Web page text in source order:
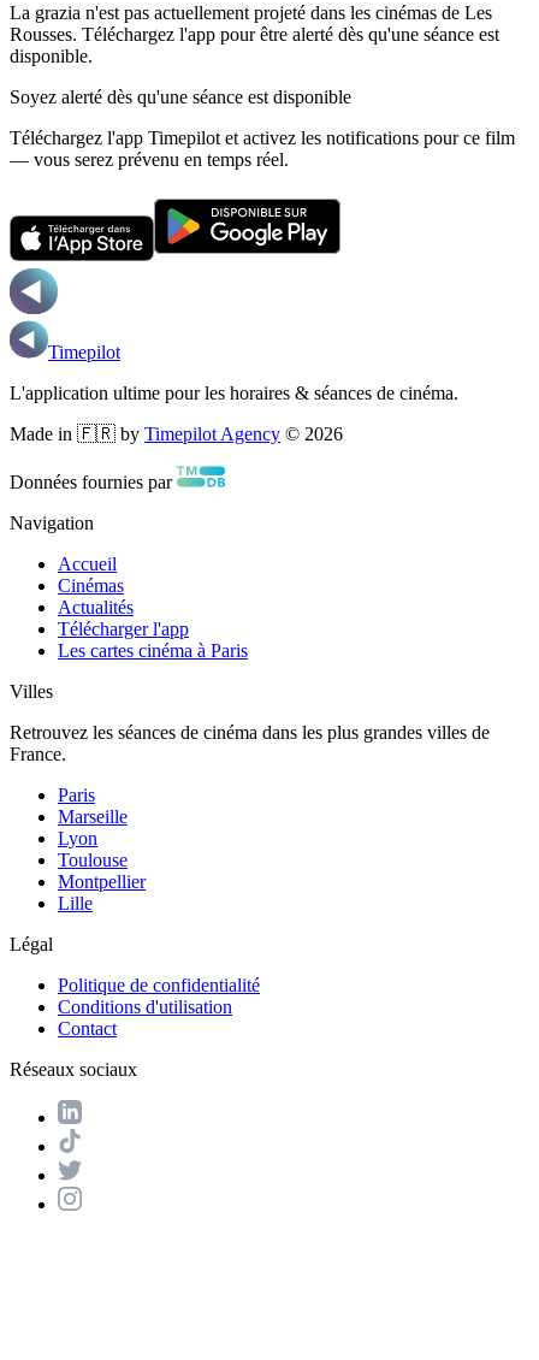
La grazia n'est pas actuellement projeté dans les cinémas de Les
Rousses. Téléchargez l'app pour être alerté dès qu'une séance est
disponible.
Soyez alerté dès qu'une séance est disponible
Téléchargez l'app Timepilot et activez les notifications pour ce film
— vous serez prévenu en temps réel.
Timepilot
L'application ultime pour les horaires & séances de cinéma.
Made in 🇫🇷 by Timepilot Agency © 2026
Données fournies par
Navigation
Accueil
Cinémas
Actualités
Télécharger l'app
Les cartes cinéma à Paris
Villes
Retrouvez les séances de cinéma dans les plus grandes villes de
France.
Paris
Marseille
Lyon
Toulouse
Montpellier
Lille
Légal
Politique de confidentialité
Conditions d'utilisation
Contact
Réseaux sociaux